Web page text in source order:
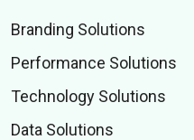
Branding Solutions
Performance Solutions
Technology Solutions
Data Solutions